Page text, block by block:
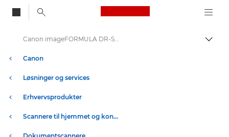
Canon Logo, back
Skift
Canon
Løsninger og services
Erhvervsprodukter
Scannere til hjemmet og kontoret
Canon imageFORMULA DR-S130 – Scannere til hjemmet og kontoret – Specifikationer og funktioner